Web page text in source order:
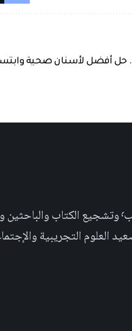
حل أفضل لأسنان صحية
مجلة علمية عربية غير ربحية، تهدف الى إثراء المحتوى العلمي العربي على والويب٬ وتشجيع